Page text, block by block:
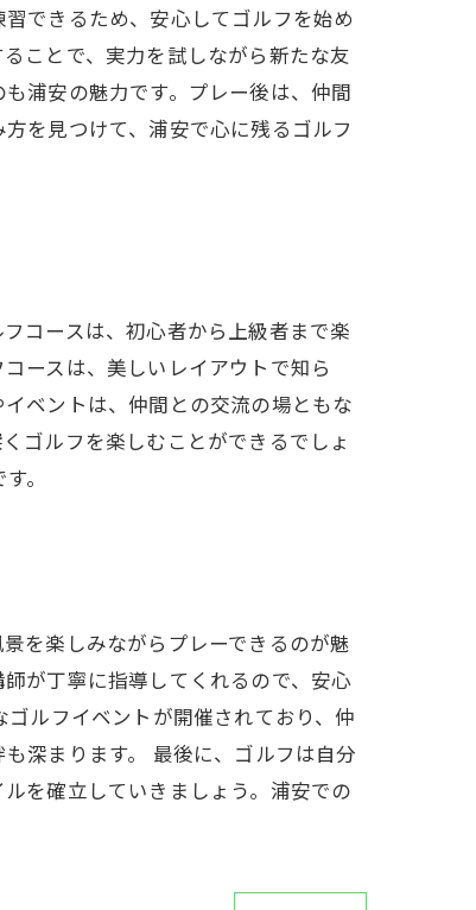
できるため、安心してゴルフを始め
ことで、実力を試しながら新たな友
浦安の魅力です。プレー後は、仲間
を見つけて、浦安で心に残るゴルフ
コースは、初心者から上級者まで楽
ースは、美しいレイアウトで知ら
ベントは、仲間との交流の場ともな
ゴルフを楽しむことができるでしょ
。
を楽しみながらプレーできるのが魅
が丁寧に指導してくれるので、安心
ルフイベントが開催されており、仲
深まります。 最後に、ゴルフは自分
を確立していきましょう。浦安での